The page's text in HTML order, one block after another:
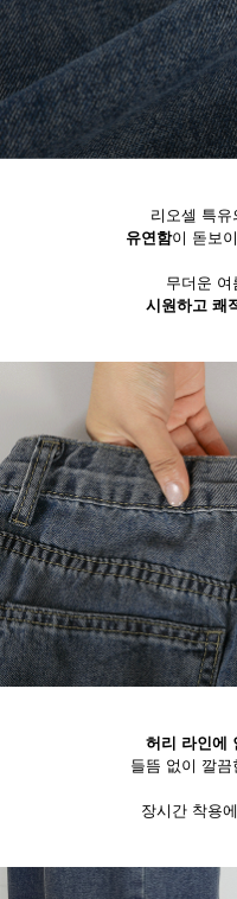
리오셀 특유
유연함이 돋보
무더운 여
시원하고 쾌
허리 라인에
들뜸 없이 깔
장시간 착용